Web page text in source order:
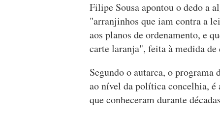
Filipe Sousa apontou o dedo a
"arranjinhos que iam contra a
aos planos de ordenamento, e
carte laranja", feita à medida
Segundo o autarca, o programa
ao nível da política concelhia, é
que conheceram durante